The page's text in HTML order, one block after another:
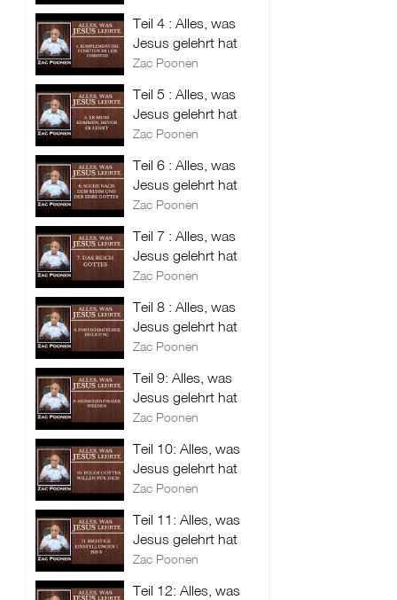
Teil 4 : Alles, was
Jesus gelehrt hat
Zac Poonen
Teil 5 : Alles, was
Jesus gelehrt hat
Zac Poonen
Teil 6 : Alles, was
Jesus gelehrt hat
Zac Poonen
Teil 7 : Alles, was
Jesus gelehrt hat
Zac Poonen
Teil 8 : Alles, was
Jesus gelehrt hat
Zac Poonen
Teil 9: Alles, was
Jesus gelehrt hat
Zac Poonen
Teil 10: Alles, was
Jesus gelehrt hat
Zac Poonen
Teil 11: Alles, was
Jesus gelehrt hat
Zac Poonen
Teil 12: Alles, was